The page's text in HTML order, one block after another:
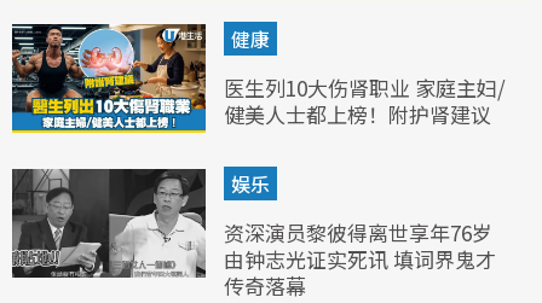
健康
医生列10大伤肾职业 家庭主妇/
健美人士都上榜！附护肾建议
娱乐
资深演员黎彼得离世享年76岁
由钟志光证实死讯 填词界鬼才
传奇落幕